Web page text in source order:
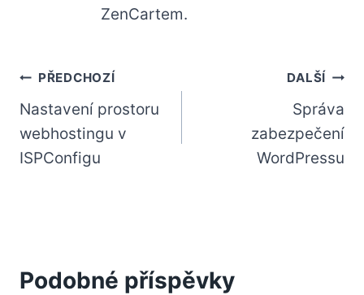
ZenCartem.
Navigace
pro
příspěvek
PŘEDCHOZÍ
Nastavení prostoru
webhostingu v
ISPConfigu
DALŠÍ
Správa
zabezpečení
WordPressu
Podobné příspěvky